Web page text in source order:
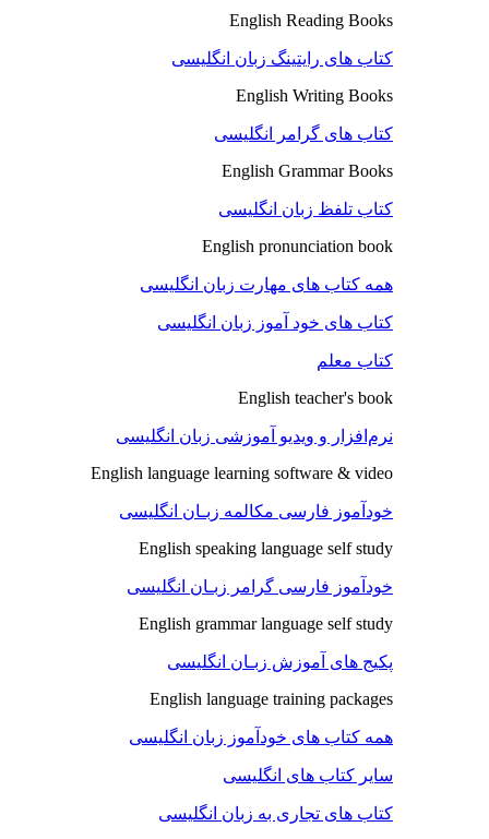
English Reading Books
کتاب های رایتینگ زبان انگلیسی
English Writing Books
کتاب های گرامر انگلیسی
English Grammar Books
کتاب تلفظ زبان انگلیسی
English pronunciation book
همه کتاب های مهارت زبان انگلیسی
کتاب های خود آموز زبان انگلیسی
کتاب معلم
English teacher's book
نرم‌افزار و ویدیو آموزشی زبان انگلیسی
English language learning software & video
خودآموز فارسی مکالمه زبـان انگلیسی
English speaking language self study
خودآموز فارسی گرامر زبـان انگلیسی
English grammar language self study
پکیج های آموزش زبـان انگلیسی
English language training packages
همه کتاب های خودآموز زبان انگلیسی
سایر کتاب های انگلیسی
کتاب های تجاری به زبان انگلیسی